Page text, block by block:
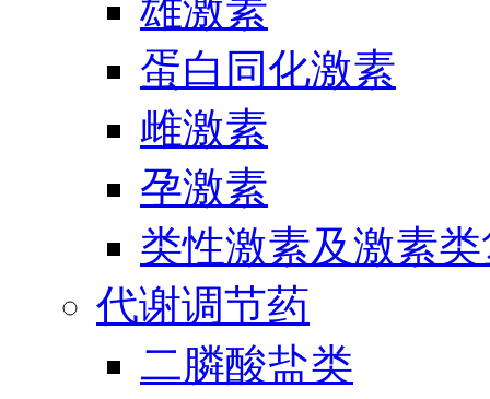
雄激素
蛋白同化激素
雌激素
孕激素
类性激素及激素
代谢调节药
二膦酸盐类